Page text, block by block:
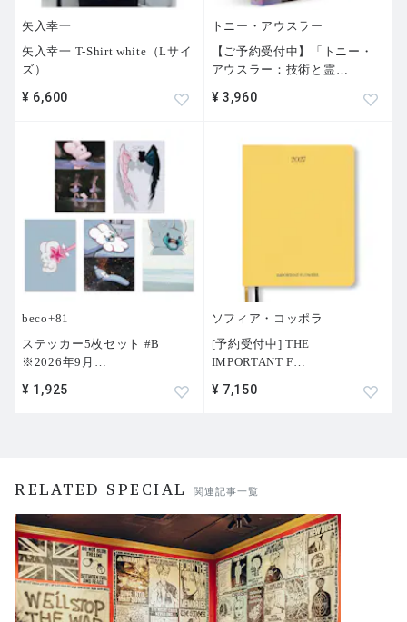
矢入幸一
矢入幸一 T-Shirt white（Lサイ
ズ）
¥ 6,600
トニー・アウスラー
【ご予約受付中】「トニー・
アウスラー：技術と霊
¥ 3,960
beco+81
ステッカー5枚セット #B
※2026年9月 …
¥ 1,925
ソフィア・コッポラ
[予約受付中] THE
IMPORTANT F…
¥ 7,150
RELATED SPECIAL 関連記事一覧